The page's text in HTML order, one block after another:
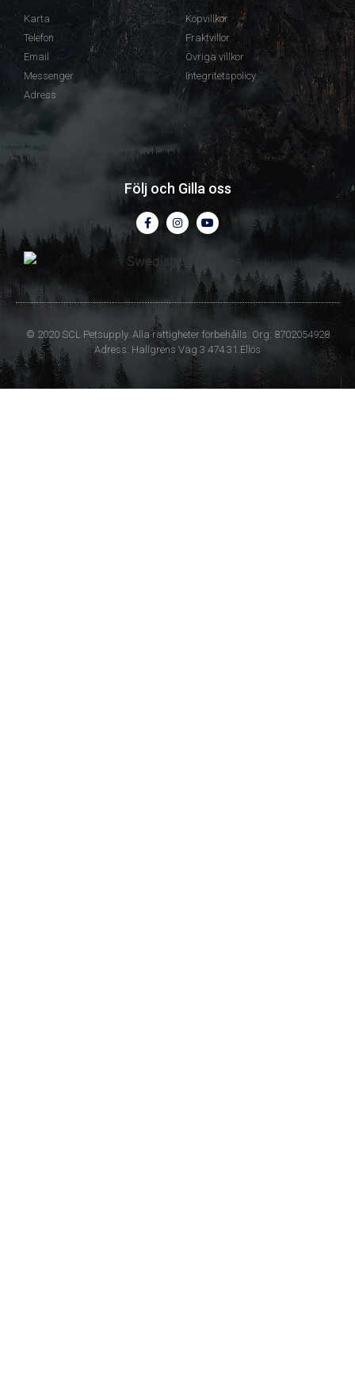
Karta
Telefon
Email
Messenger
Adress
Köpvillkor
Fraktvillor
Övriga villkor
Integritetspolicy
Följ och Gilla oss
© 2020 SCL Petsupply. Alla rättigheter förbehålls. Org: 8702054928
Adress: Hallgrens Väg 3 474 31 Ellös